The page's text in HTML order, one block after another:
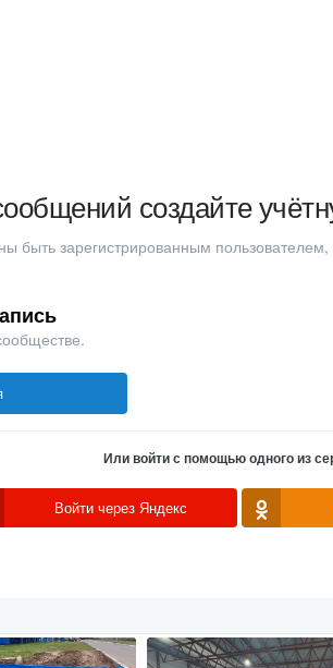
создайте
быть зарегистрированным
Или войти с помощью одного из
Войти через Яндекс